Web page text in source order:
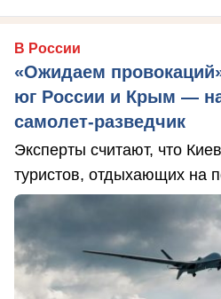
В России
«Ожидаем
юг России и Крым —
самолет-разведчик
Эксперты считают, что
туристов, отдыхающих на